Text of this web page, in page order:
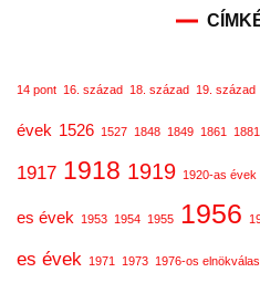
14 pont 16. század 18. század 19. század
évek 1526 1527 1848 1849 1861 1881
1917 1918 1919 1920-as évek
es évek 1953 1954 1955 1956
es évek
1971 1973 1976-os